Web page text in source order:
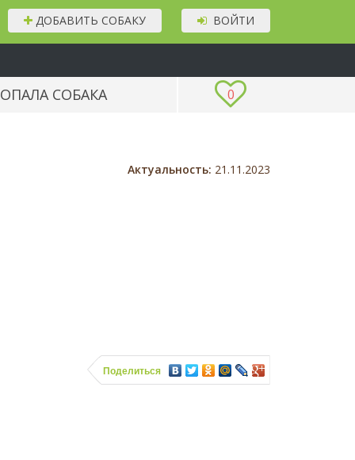
ВОЙТИ
ДОБАВИТЬ СОБАКУ
0
СОБАКА
Актуальность: 21.11.2023
Поделиться